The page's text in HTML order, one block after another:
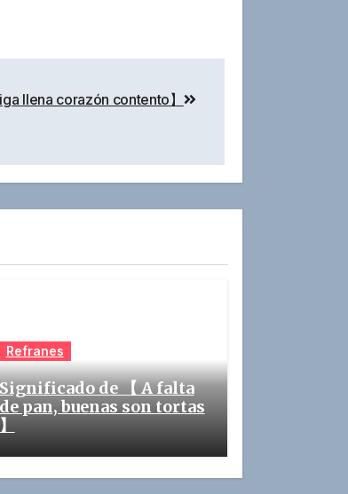
llena corazón contento】
Refranes
de 【 A falta
de pan, buenas son tortas
】